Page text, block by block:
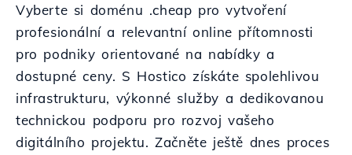
Vyberte si doménu .cheap pro vytvoření
profesionální a relevantní online přítomnosti
pro podniky orientované na nabídky a
dostupné ceny. S Hostico získáte spolehlivou
infrastrukturu, výkonné služby a dedikovanou
technickou podporu pro rozvoj vašeho
digitálního projektu. Začněte ještě dnes proces